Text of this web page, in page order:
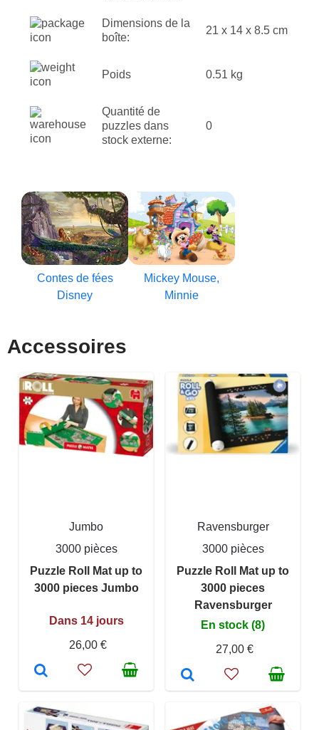
Dimensions de la
boîte:
21 x 14 x 8.5 cm
Poids 0.51 kg
Quantité de
puzzles dans
stock externe:
0
Contes de fées
Disney
Mickey Mouse,
Minnie
Accessoires
Jumbo
3000 pièces
Puzzle Roll Mat up to
3000 pieces Jumbo
Dans 14 jours
26,00 €
Ravensburger
3000 pièces
Puzzle Roll Mat up to
3000 pieces
Ravensburger
En stock (8)
27,00 €